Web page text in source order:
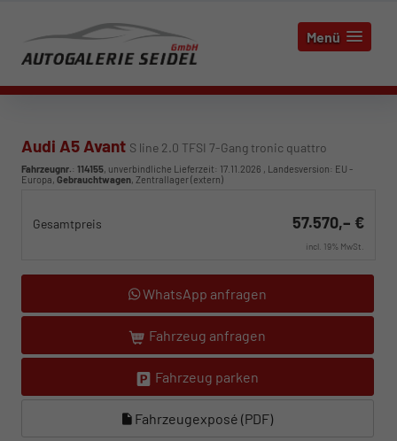
Menü
Audi A5 Avant S line 2.0 TFSI 7-Gang tronic quattro
Fahrzeugnr.: 114155, unverbindliche Lieferzeit: 17.11.2026 , Landesversion: EU -
Europa, Gebrauchtwagen, Zentrallager (extern)
Gesamtpreis 57.570,– €
incl. 19% MwSt.
WhatsApp anfragen
Fahrzeug anfragen
Fahrzeug parken
Fahrzeugexposé (PDF)